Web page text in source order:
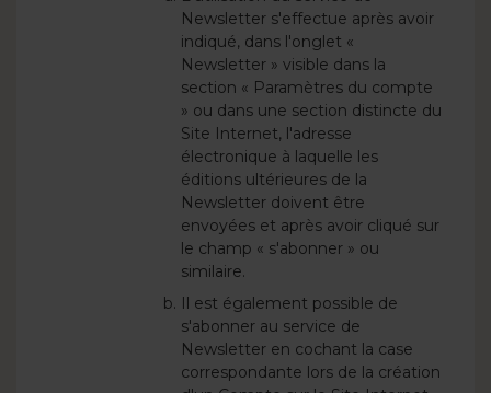
Newsletter s'effectue après avoir
indiqué, dans l'onglet «
Newsletter » visible dans la
section « Paramètres du compte
» ou dans une section distincte du
Site Internet, l'adresse
électronique à laquelle les
éditions ultérieures de la
Newsletter doivent être
envoyées et après avoir cliqué sur
le champ « s'abonner » ou
similaire.
Il est également possible de
s'abonner au service de
Newsletter en cochant la case
correspondante lors de la création